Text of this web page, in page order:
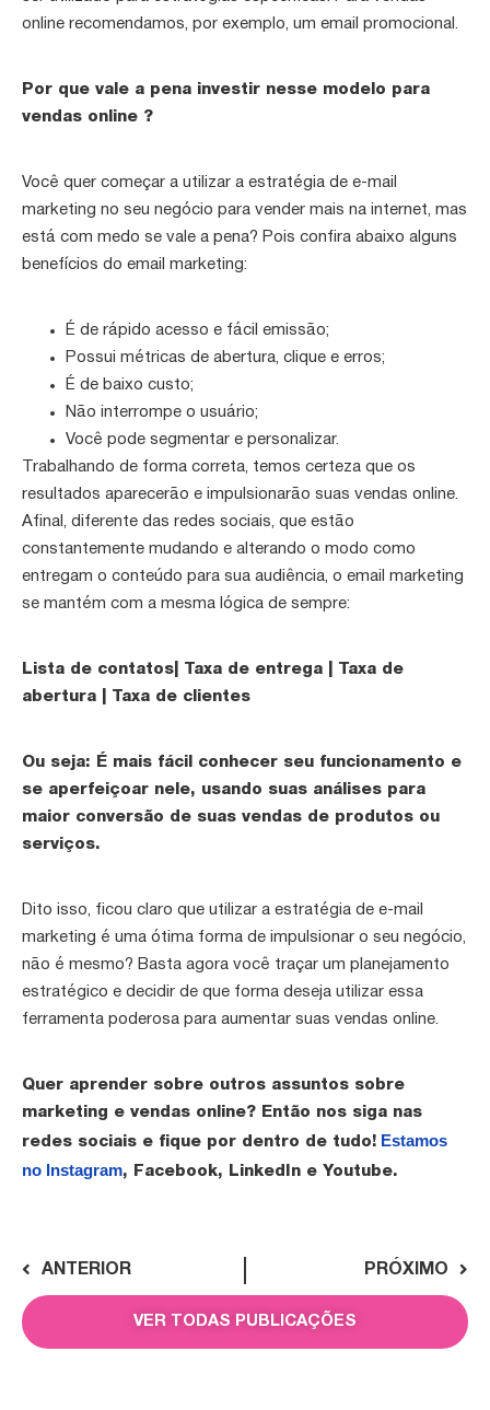
online recomendamos, por exemplo, um email promocional.
Por que vale a pena investir nesse modelo para
vendas online ?
Você quer começar a utilizar a estratégia de e-mail
marketing no seu negócio para vender mais na internet, mas
está com medo se vale a pena? Pois confira abaixo alguns
benefícios do email marketing:
É de rápido acesso e fácil emissão;
Possui métricas de abertura, clique e erros;
É de baixo custo;
Não interrompe o usuário;
Você pode segmentar e personalizar.
Trabalhando de forma correta, temos certeza que os
resultados aparecerão e impulsionarão suas vendas online.
Afinal, diferente das redes sociais, que estão
constantemente mudando e alterando o modo como
entregam o conteúdo para sua audiência, o email marketing
se mantém com a mesma lógica de sempre:
Lista de contatos| Taxa de entrega | Taxa de
abertura | Taxa de clientes
Ou seja: É mais fácil conhecer seu funcionamento e
se aperfeiçoar nele, usando suas análises para
maior conversão de suas vendas de produtos ou
serviços.
Dito isso, ficou claro que utilizar a estratégia de e-mail
marketing é uma ótima forma de impulsionar o seu negócio,
não é mesmo? Basta agora você traçar um planejamento
estratégico e decidir de que forma deseja utilizar essa
ferramenta poderosa para aumentar suas vendas online.
Quer aprender sobre outros assuntos sobre
marketing e vendas online? Então nos siga nas
redes sociais e fique por dentro de tudo! Estamos
no Instagram, Facebook, LinkedIn e Youtube.
ANTERIOR PRÓXIMO
VER TODAS PUBLICAÇÕES